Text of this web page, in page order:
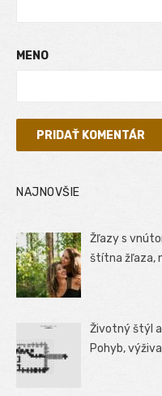
MENO
NAJNOVŠIE
Žľazy s
štítna žľaza,
Životný štýl
Pohyb,